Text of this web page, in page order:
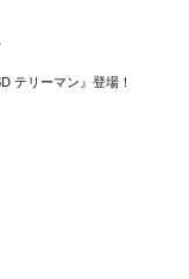
テリーマン』登場！